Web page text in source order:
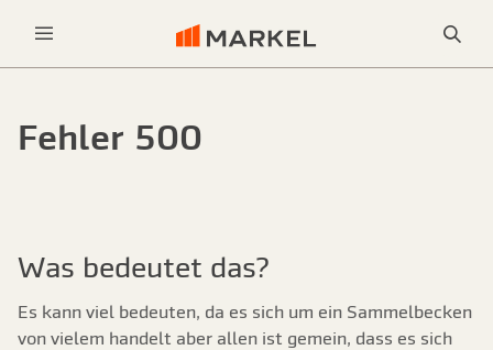
Fehler 500
Was bedeutet das?
Es kann viel bedeuten, da es sich um ein Sammelbecken
von vielem handelt aber allen ist gemein, dass es sich